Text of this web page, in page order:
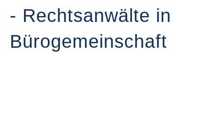
- Rechtsanwälte in
Bürogemeinschaft